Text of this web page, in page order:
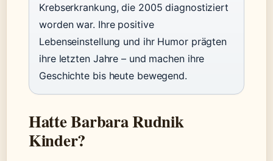
Krebserkrankung, die 2005 diagnostiziert
worden war. Ihre positive
Lebenseinstellung und ihr Humor prägten
ihre letzten Jahre – und machen ihre
Geschichte bis heute bewegend.
Hatte Barbara Rudnik
Kinder?